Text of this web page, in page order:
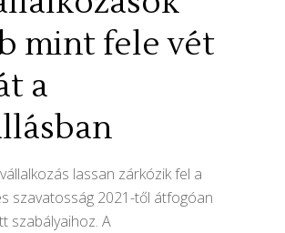
mint fele vét
a
lassan zárkózik fel a
szavatosság 2021-től átfogóan
szabályaihoz. A